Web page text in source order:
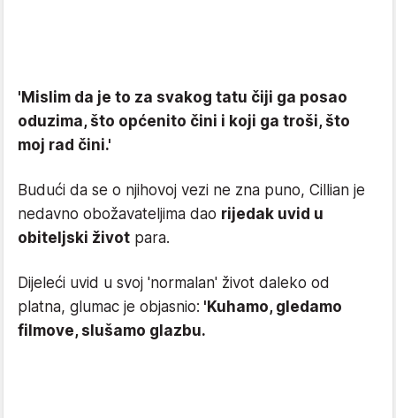
'Mislim da je to za svakog tatu čiji ga posao
oduzima, što općenito čini i koji ga troši, što
moj rad čini.'
Budući da se o njihovoj vezi ne zna puno, Cillian je
nedavno obožavateljima dao rijedak uvid u
obiteljski život para.
Dijeleći uvid u svoj 'normalan' život daleko od
platna, glumac je objasnio: 'Kuhamo, gledamo
filmove, slušamo glazbu.